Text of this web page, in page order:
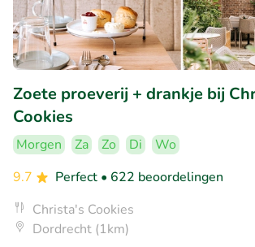
Zoete proeverij + drankje bij
Cookies
Morgen Za Zo Di
Wo
9.7
Perfect • 622 beoordelingen
Christa's Cookies
Dordrecht (1km)